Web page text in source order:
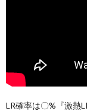
LR確率は〇%『激熱